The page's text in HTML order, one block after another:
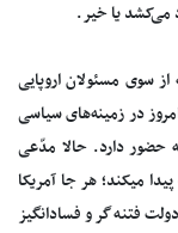
یا خیر.
سوی مسئولان اروپایی
امروز در زمینه‌های سیاسی
حضور دارد. حالا مدّعی
میکند؛ هر جا آمریکا
فتنه‌گر و فسادانگیز